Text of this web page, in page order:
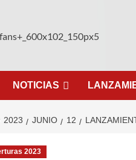
NOTICIAS
2023 JUNIO 12
2023